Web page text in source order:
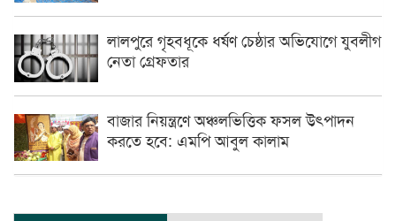
লালপুরে গৃহবধূকে ধর্ষণ চেষ্ঠার অভিযোগে যুবলীগ
নেতা গ্রেফতার
বাজার নিয়ন্ত্রণে অঞ্চলভিত্তিক ফসল উৎপাদন
করতে হবে: এমপি আবুল কালাম